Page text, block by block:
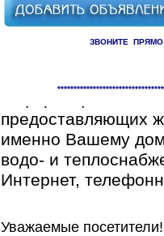
ЗВОНИТЕ
предоставляющих
именно Вашему
водо- и
Интернет,
Уважаемые посетители!